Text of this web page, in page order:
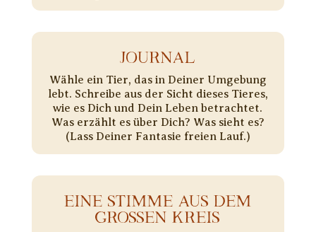
JOURNAL
Wähle ein Tier, das in Deiner Umgebung
lebt. Schreibe aus der Sicht dieses Tieres,
wie es Dich und Dein Leben betrachtet.
Was erzählt es über Dich? Was sieht es?
(Lass Deiner Fantasie freien Lauf.)
EINE STIMME AUS DEM
GROSSEN KREIS